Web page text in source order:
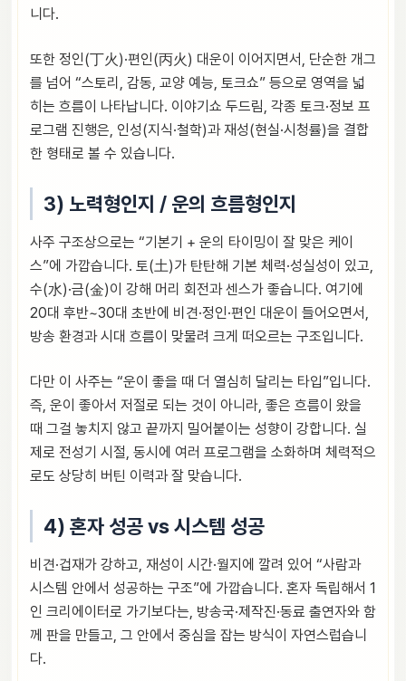
니다.
또한 정인(丁火)·편인(丙火) 대운이 이어지면서, 단순한 개그
를 넘어 “스토리, 감동, 교양 예능, 토크쇼” 등으로 영역을 넓
히는 흐름이 나타납니다. 이야기쇼 두드림, 각종 토크·정보 프
로그램 진행은, 인성(지식·철학)과 재성(현실·시청률)을 결합
한 형태로 볼 수 있습니다.
3) 노력형인지 / 운의 흐름형인지
사주 구조상으로는 “기본기 + 운의 타이밍이 잘 맞은 케이
스”에 가깝습니다. 토(土)가 탄탄해 기본 체력·성실성이 있고,
수(水)·금(金)이 강해 머리 회전과 센스가 좋습니다. 여기에
20대 후반~30대 초반에 비견·정인·편인 대운이 들어오면서,
방송 환경과 시대 흐름이 맞물려 크게 떠오르는 구조입니다.
다만 이 사주는 “운이 좋을 때 더 열심히 달리는 타입”입니다.
즉, 운이 좋아서 저절로 되는 것이 아니라, 좋은 흐름이 왔을
때 그걸 놓치지 않고 끝까지 밀어붙이는 성향이 강합니다. 실
제로 전성기 시절, 동시에 여러 프로그램을 소화하며 체력적으
로도 상당히 버틴 이력과 잘 맞습니다.
4) 혼자 성공 vs 시스템 성공
비견·겁재가 강하고, 재성이 시간·월지에 깔려 있어 “사람과
시스템 안에서 성공하는 구조”에 가깝습니다. 혼자 독립해서 1
인 크리에이터로 가기보다는, 방송국·제작진·동료 출연자와 함
께 판을 만들고, 그 안에서 중심을 잡는 방식이 자연스럽습니
다.